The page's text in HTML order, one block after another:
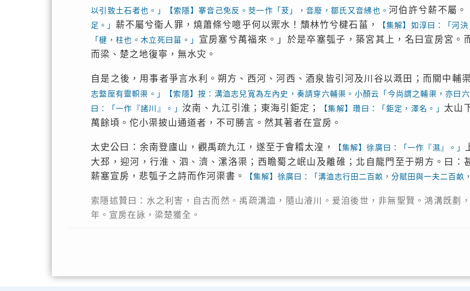
以引致土石者也。」【索隱】搴音己免反。茭一作「茇」，音廢，鄒氏又音紼也。河伯許兮薪不屬。
足。」 薪不屬兮衞人罪，燒蕭條兮噫乎何以禦水！穨林竹兮楗石菑，
【集解】如淳曰：「河
「楗，柱也。木立死曰菑。」 宣房塞兮萬福來。」於是卒塞瓠子，築宮其上，名曰宣房宮。
而梁、楚之地復寧，無水灾。
自是之後，用事者爭言水利。朔方、西河、河西、酒泉皆引河及川谷以溉田；而關中輔
志盩厔有靈軹渠。」【索隱】按：溝洫志兒寬為左內史，奏請穿六輔渠。小顏云「今尚謂之輔渠，亦曰六
曰：「一作『諸川』。」 汝南、九江引淮；東海引鉅定； 【集解】瓚曰：「鉅定，澤名。」 太山
萬餘頃。佗小渠披山通道者，不可勝言。然其著者在宣房。
太史公曰：余南登廬山，觀禹疏九江，遂至于會稽太湟， 【集解】徐廣曰：「一作『濕』。」
大邳，迎河，行淮、泗、濟、漯洛渠；西瞻蜀之岷山及離碓；北自龍門至于朔方。曰：
薪塞宣房，悲瓠子之詩而作河渠書。
【集解】徐廣曰：「溝洫志行田二百畝，分賦田與一夫二百畝
索隱述贊曰：水之利害，自古而然。禹疏溝洫，隨山濬川。爰洎後世，非無聖賢。鴻溝旣劃
年。宣房在詠，梁楚獲全。